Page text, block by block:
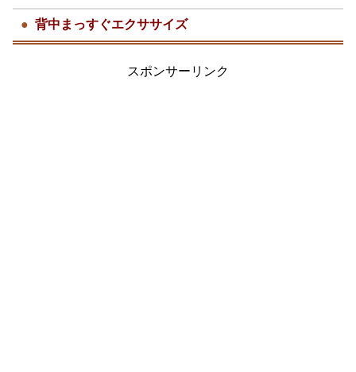
背中まっすぐエクササイズ
スポンサーリンク